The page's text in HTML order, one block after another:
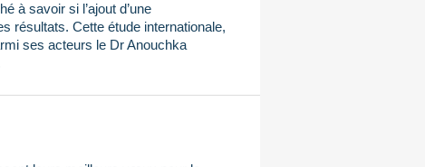
à savoir si l’ajout d’une
résultats. Cette étude internationale,
ses acteurs le Dr Anouchka